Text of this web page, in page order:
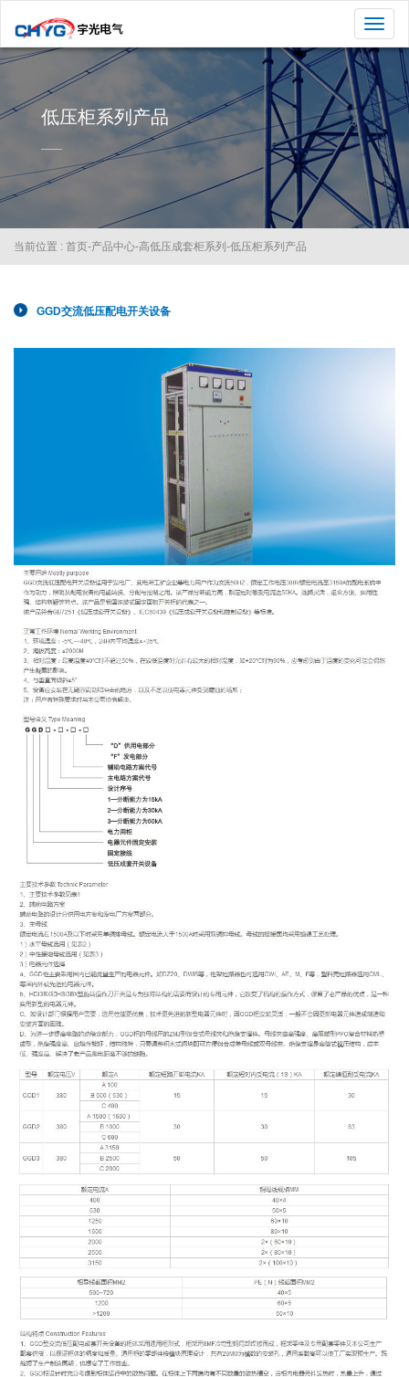
切
换
导
航
低压柜系列产品
当前位置 : 首页-产品中心-高低压成套柜系列 -低压柜系列产品
GGD交流低压配电开关设备